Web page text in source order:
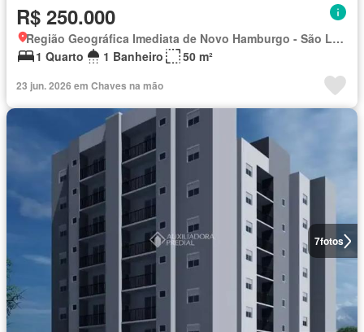
R$ 250.000
Região Geográfica Imediata de Novo Hamburgo - São Leopoldo, Região Metropolitana de Porto Alegre
1 Quarto
1 Banheiro 50 m²
23 jun. 2026 em Chaves na mão
7fotos